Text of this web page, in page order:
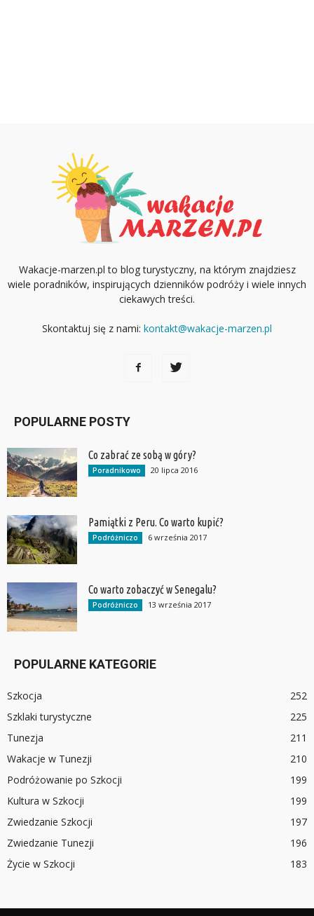
Wakacje-marzen.pl to blog turystyczny, na którym znajdziesz
wiele poradników, inspirujących dzienników podróży i wiele innych
ciekawych treści.
Skontaktuj się z nami: kontakt@wakacje-marzen.pl
POPULARNE POSTY
Co zabrać ze sobą w góry?
Poradnikowo 20 lipca 2016
Pamiątki z Peru. Co warto kupić?
Podróżniczo 6 września 2017
Co warto zobaczyć w Senegalu?
Podróżniczo 13 września 2017
POPULARNE KATEGORIE
Szkocja
252
Szklaki turystyczne
225
Tunezja
211
Wakacje w Tunezji
210
Podróżowanie po Szkocji
199
Kultura w Szkocji
199
Zwiedzanie Szkocji
197
Zwiedzanie Tunezji
196
Życie w Szkocji
183